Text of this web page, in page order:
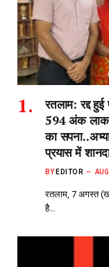
रतलाम: रद्द
594 अंक लाकर
का
प्रयास में
BY EDITOR
रतलाम, 7 अगस्त
है…